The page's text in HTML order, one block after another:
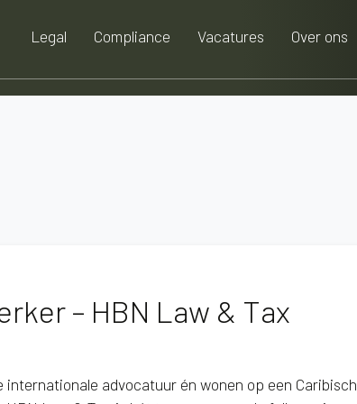
Legal
Compliance Vacatures Over ons
– HBN Law & Tax
advocatuur én wonen op een Caribisch